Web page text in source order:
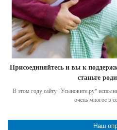
Присоединяйтесь и вы к
станьте
В этом году сайту "Усыновите.ру"
очень многое в
Наш